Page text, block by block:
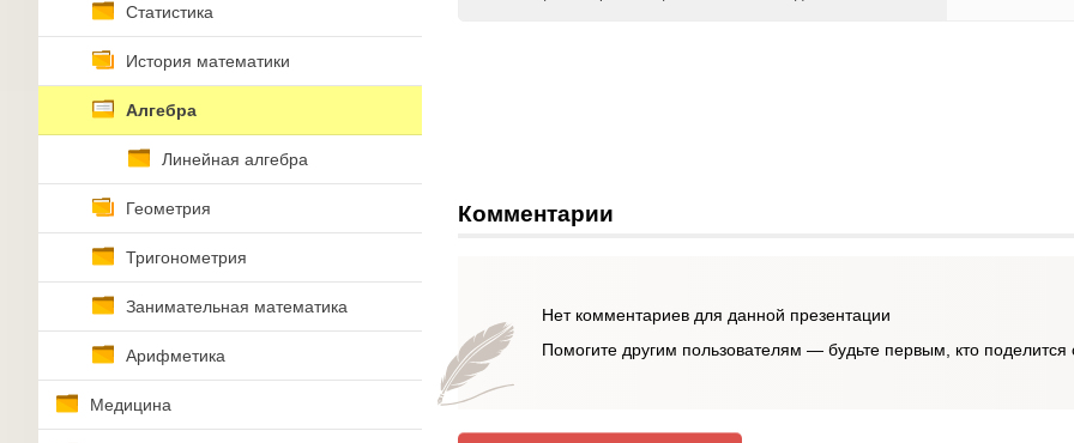
Статистика
История математики
Алгебра
Линейная алгебра
Геометрия
Тригонометрия
Занимательная математика
Арифметика
Медицина
Комментарии
Нет комментариев для данной презентации
Помогите другим пользователям — будьте первым, кто